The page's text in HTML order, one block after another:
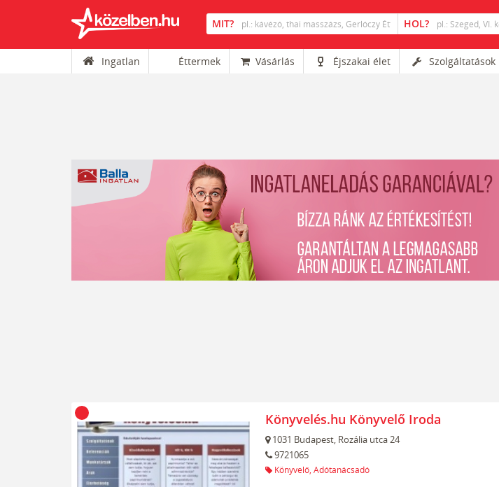
Ingatlan Éttermek Vásárlás Éjszakai élet Szolgáltatások
Könyvelés.hu Könyvelő Iroda
1031 Budapest, Rozália utca 24
9721065
Könyvelő, Adótanácsadó